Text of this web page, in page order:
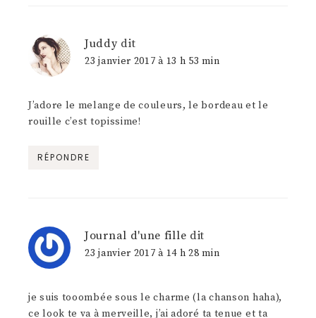
Juddy dit
23 janvier 2017 à 13 h 53 min
J’adore le melange de couleurs, le bordeau et le
rouille c’est topissime!
RÉPONDRE
Journal d'une fille dit
23 janvier 2017 à 14 h 28 min
je suis tooombée sous le charme (la chanson haha),
ce look te va à merveille, j’ai adoré ta tenue et ta